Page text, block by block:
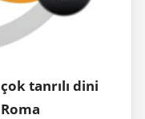
çok tanrılı dini
Roma